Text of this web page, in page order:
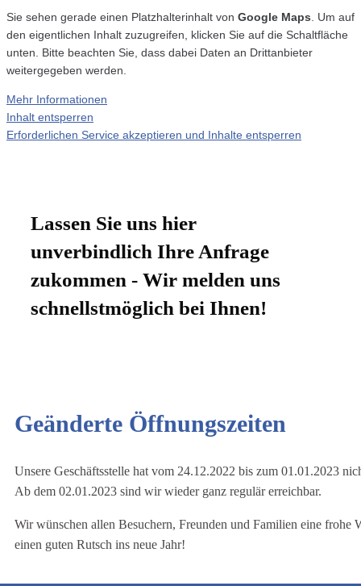
Sie sehen gerade einen Platzhalterinhalt von Google Maps . Um auf
den eigentlichen Inhalt zuzugreifen, klicken Sie auf die Schaltfläche
unten. Bitte beachten Sie, dass dabei Daten an Drittanbieter
weitergegeben werden.
Mehr Informationen
Inhalt entsperren
Erforderlichen Service akzeptieren und Inhalte entsperren
Lassen Sie uns hier
unverbindlich Ihre Anfrage
zukommen - Wir melden uns
schnellstmöglich bei Ihnen!
Geänderte Öffnungszeiten
Unsere Geschäftsstelle hat vom 24.12.2022 bis zum 01.01.2023
Ab dem 02.01.2023 sind wir wieder ganz regulär erreichbar.
Wir wünschen allen Besuchern, Freunden und Familien eine frohe
einen guten Rutsch ins neue Jahr!